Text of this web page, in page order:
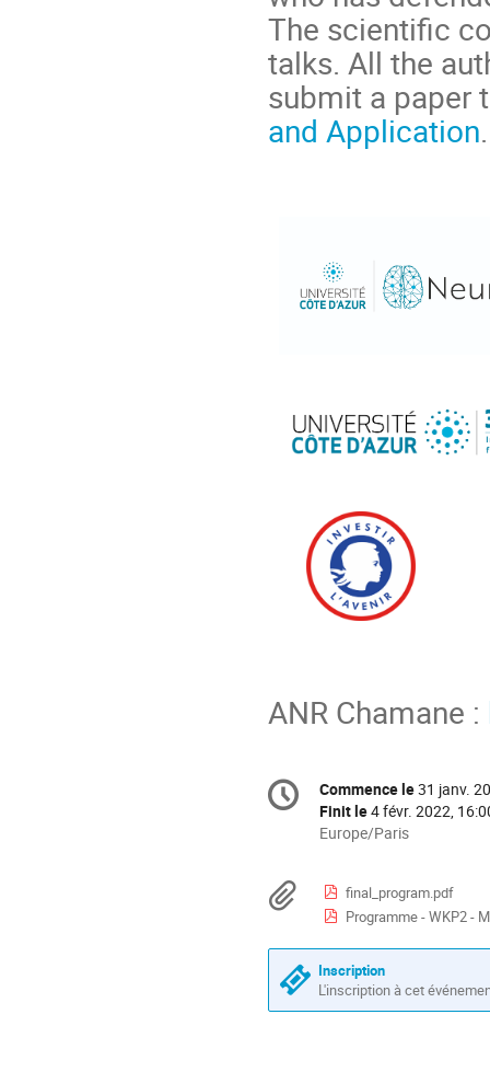
The scientific
talks. All the
submit a paper
and Application.
ANR Chamane :
Information
de
Date/Heure
Commence le31 janv.
Finit le4 févr. 2022,
Toutes
sont
en
Europe/Paris
Documents
final_program.pdf
Programme - WKP2 -
Inscription
L'inscription à cet